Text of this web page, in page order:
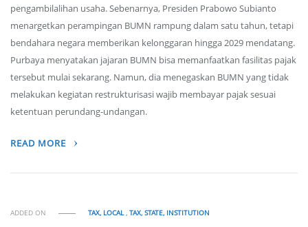
pengambilalihan usaha. Sebenarnya, Presiden Prabowo Subianto
menargetkan perampingan BUMN rampung dalam satu tahun, tetapi
bendahara negara memberikan kelonggaran hingga 2029 mendatang.
Purbaya menyatakan jajaran BUMN bisa memanfaatkan fasilitas pajak
tersebut mulai sekarang. Namun, dia menegaskan BUMN yang tidak
melakukan kegiatan restrukturisasi wajib membayar pajak sesuai
ketentuan perundang-undangan.
READ MORE
ADDED ON TAX, LOCAL,TAX, STATE, INSTITUTION